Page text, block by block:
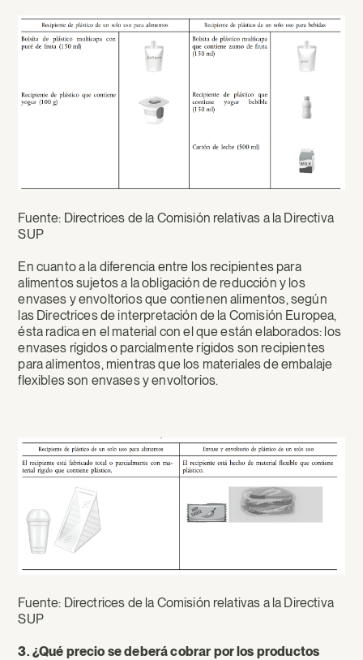
Fuente: Directrices de la Comisión relativas a la Directiva
SUP
En cuanto a la diferencia entre los recipientes para
alimentos sujetos a la obligación de reducción y los
envases y envoltorios que contienen alimentos, según
las Directrices de interpretación de la Comisión Europea,
ésta radica en el material con el que están elaborados: los
envases rígidos o parcialmente rígidos son recipientes
para alimentos, mientras que los materiales de embalaje
flexibles son envases y envoltorios.
Fuente: Directrices de la Comisión relativas a la Directiva
SUP
3. ¿Qué precio se deberá cobrar por los productos